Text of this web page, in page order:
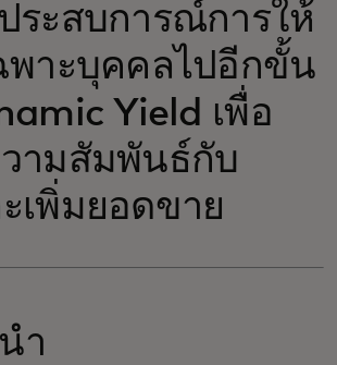
ระสบการณ์การให้
พาะบุคคลไปอีกขั้น
Yield เพื่อ
ามสัมพันธ์กับ
เพิ่มยอดขาย
ำ